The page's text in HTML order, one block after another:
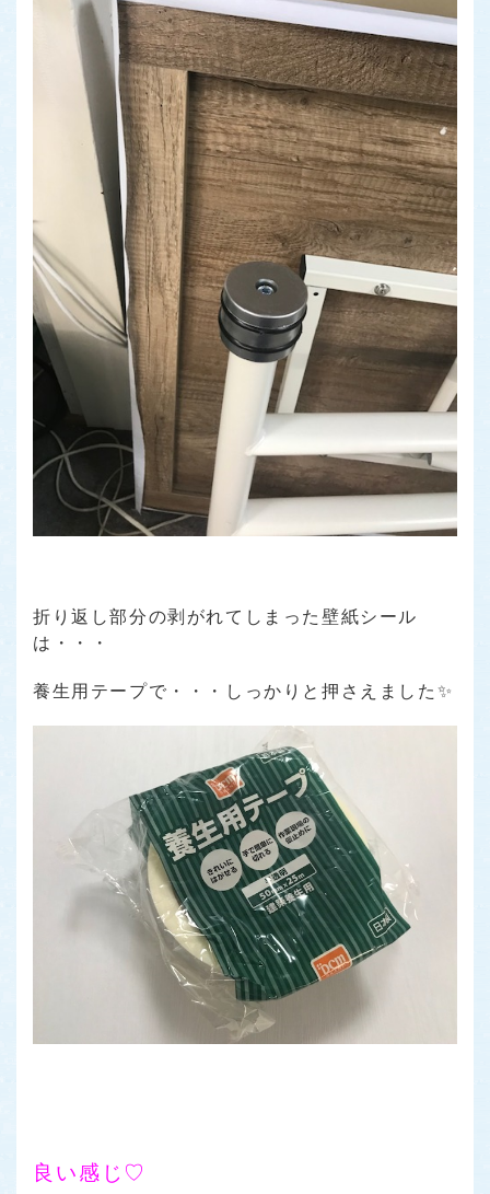
折り返し部分の剥がれてしまった壁紙シール
は・・・
養生用テープで・・・しっかりと押さえました✨
良い感じ♡